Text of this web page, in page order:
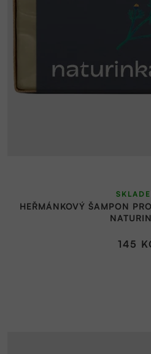
HEŘMÁNKOVÝ ŠAMPON
145